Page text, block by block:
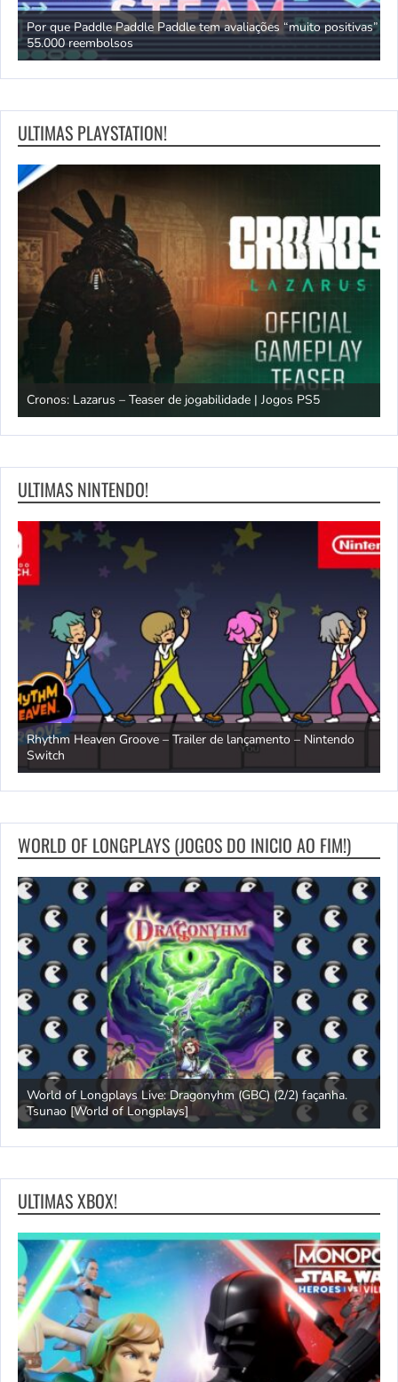
Por que Paddle Paddle Paddle tem avaliações “muito positivas” e
55.000 reembolsos
ULTIMAS PLAYSTATION!
Cronos: Lazarus – Teaser de jogabilidade | Jogos PS5
ULTIMAS NINTENDO!
Rhythm Heaven Groove – Trailer de lançamento – Nintendo
Switch
WORLD OF LONGPLAYS (JOGOS DO INICIO AO FIM!)
World of Longplays Live: Dragonyhm (GBC) (2/2) façanha.
Tsunao [World of Longplays]
ULTIMAS XBOX!